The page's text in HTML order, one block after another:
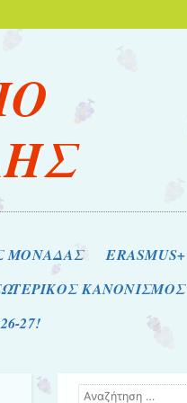
ΜΟΝΑΔΑΣ
ERASMUS+
ΚΑΝΟΝΙΣΜΟΣ
27!
Αναζήτηση